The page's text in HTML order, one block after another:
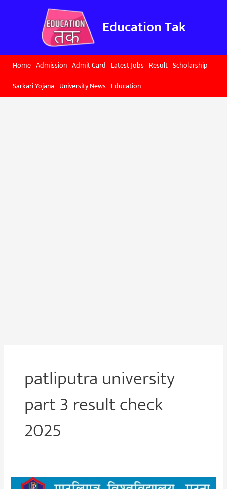
Education Tak
Home Admission Admit Card Latest Jobs Result Scholarship
Sarkari Yojana University News Education
patliputra university
part 3 result check
2025
PPU